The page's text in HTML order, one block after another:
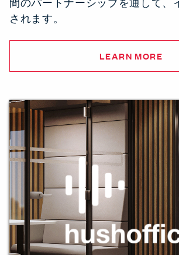
されます。
LEARN MORE